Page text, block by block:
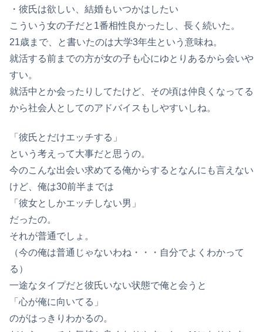
・彼氏は欲しい、結婚もいつかはしたい
こういう女の子だと1番相性良かったし、長く続いた。
21歳まで、と書いたのは大学3年生という意味ね。
就活する前までの方が女の子も心にゆとりあるから会いや
すい。
就活中とか会ったりしてたけど、その頃は仲良くなってる
から社会人としてのアドバイスもしやすいしね。
「彼氏とだけエッチする」
という考えって大事だと思うの。
今のこんな出会い求めてる俺からするとなんにも言えない
けど、俺は30前半までは
「彼女としかエッチしない男」
だったの。
それが普通でしょ。
（今の俺は普通じゃないわね・・・自分でよくわかって
る）
一途なタイプだと彼氏いない状態で俺と会うと
「心が俺に向いてる」
のがはっきりわかるの。